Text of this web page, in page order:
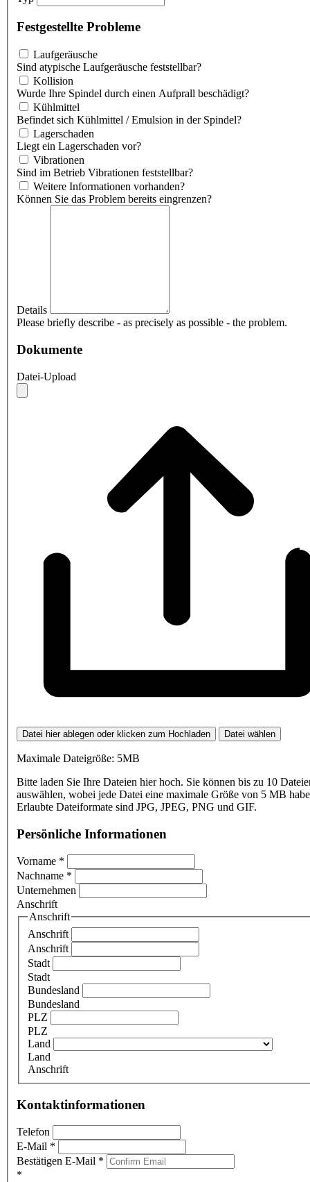
Festgestellte Probleme
Laufgeräusche
Sind atypische Laufgeräusche feststellbar?
Kollision
Wurde Ihre Spindel durch einen Aufprall beschädigt?
Kühlmittel
Befindet sich Kühlmittel / Emulsion in der Spindel?
Lagerschaden
Liegt ein Lagerschaden vor?
Vibrationen
Sind im Betrieb Vibrationen feststellbar?
Weitere Informationen vorhanden?
Können Sie das Problem bereits eingrenzen?
Details
Please briefly describe - as precisely as possible - the problem.
Dokumente
Datei-Upload
Datei hier ablegen oder klicken zum Hochladen Datei wählen
Maximale Dateigröße: 5MB
Bitte laden Sie Ihre Dateien hier hoch. Sie können bis zu 10
auswählen, wobei jede Datei eine maximale Größe von 5 MB
Erlaubte Dateiformate sind JPG, JPEG, PNG und GIF.
Persönliche Informationen
Vorname *
Nachname *
Unternehmen
Anschrift
Anschrift
Anschrift
Anschrift
Stadt
Stadt
Bundesland
Bundesland
PLZ
PLZ
Land
Land
Anschrift
Kontaktinformationen
Telefon
E-Mail *
Bestätigen E-Mail *
*